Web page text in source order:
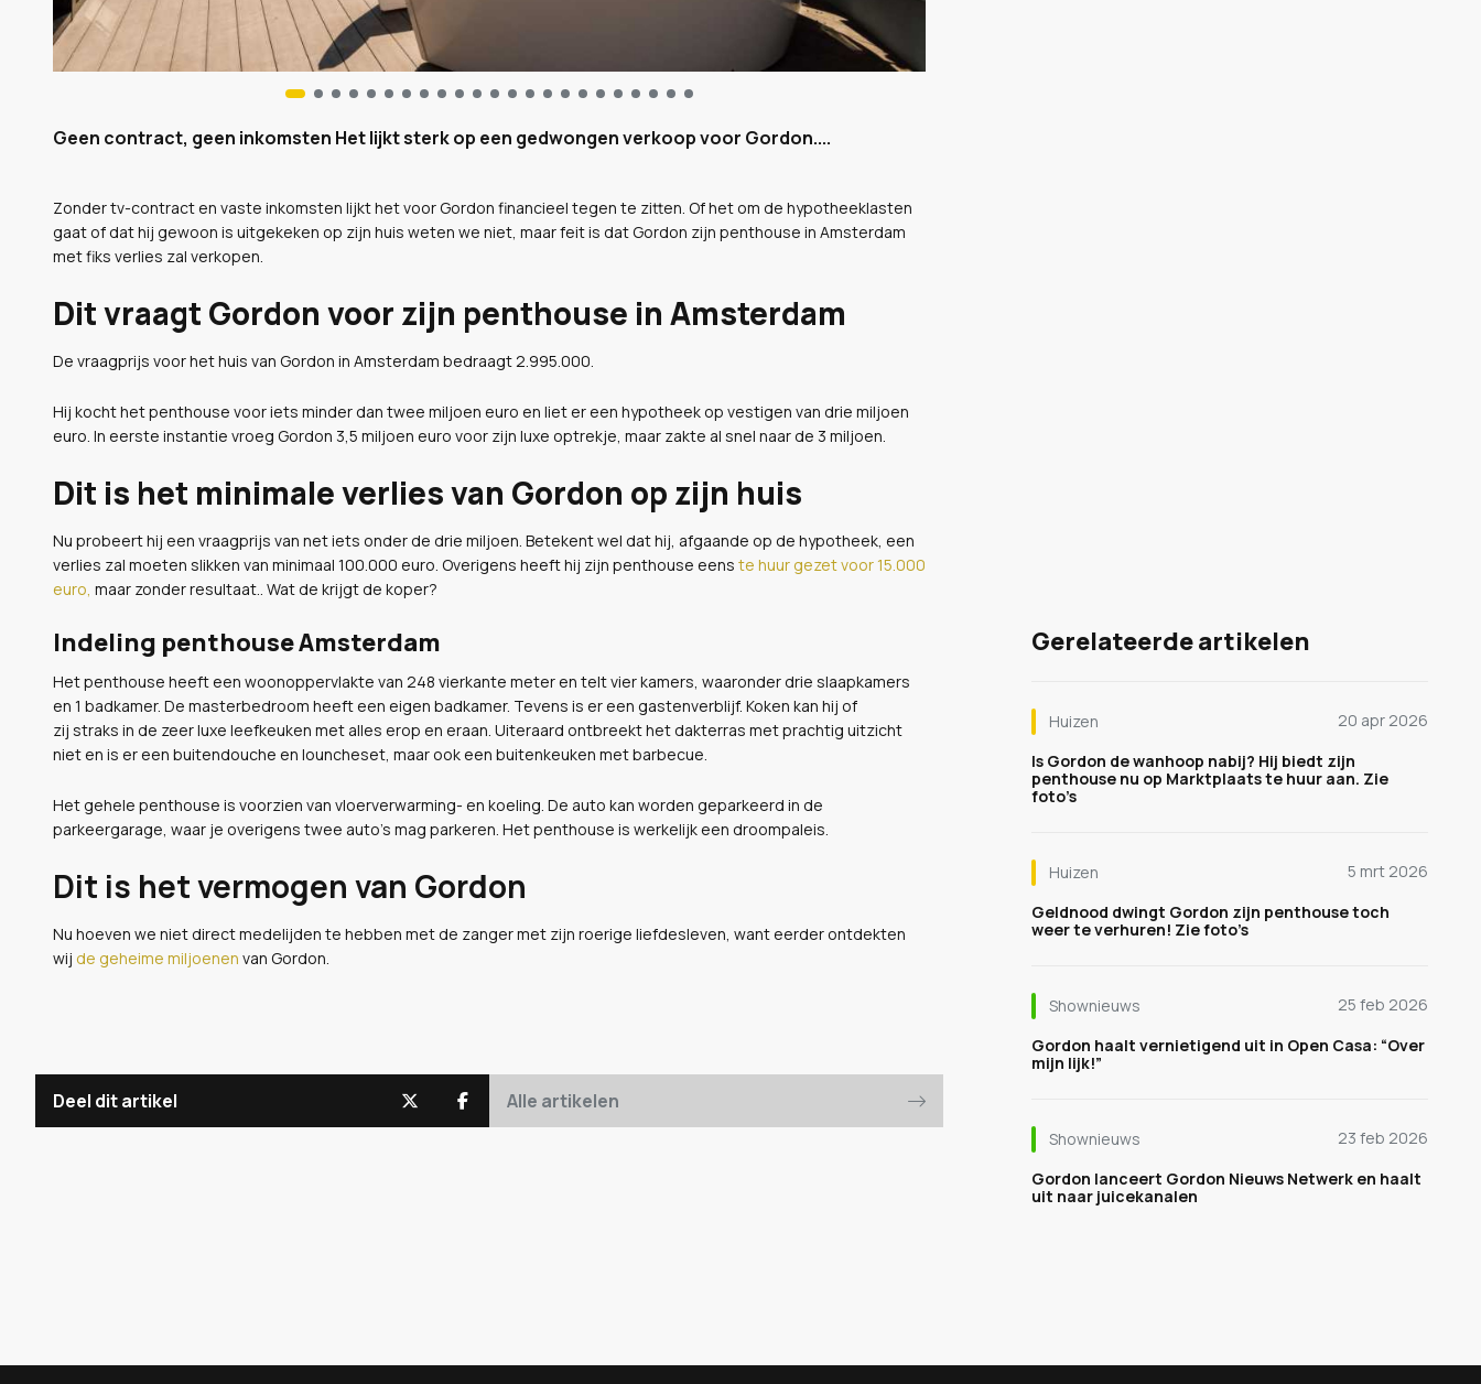
Geen contract, geen inkomsten Het lijkt sterk op een gedwongen verkoop voor Gordon....
Zonder tv-contract en vaste inkomsten lijkt het voor Gordon financieel tegen te zitten. Of het om de hypotheeklasten
gaat of dat hij gewoon is uitgekeken op zijn huis weten we niet, maar feit is dat Gordon zijn penthouse in Amsterdam
met fiks verlies zal verkopen.
Dit vraagt Gordon voor zijn penthouse in Amsterdam
De vraagprijs voor het huis van Gordon in Amsterdam bedraagt 2.995.000.
Hij kocht het penthouse voor iets minder dan twee miljoen euro en liet er een hypotheek op vestigen van drie miljoen
euro. In eerste instantie vroeg Gordon 3,5 miljoen euro voor zijn luxe optrekje, maar zakte al snel naar de 3 miljoen.
Dit is het minimale verlies van Gordon op zijn huis
Nu probeert hij een vraagprijs van net iets onder de drie miljoen. Betekent wel dat hij, afgaande op de hypotheek, een
verlies zal moeten slikken van minimaal 100.000 euro. Overigens heeft hij zijn penthouse eens te huur gezet voor 15.000
euro, maar zonder resultaat.. Wat de krijgt de koper?
Indeling penthouse Amsterdam
Het penthouse heeft een woonoppervlakte van 248 vierkante meter en telt vier kamers, waaronder drie slaapkamers
en 1 badkamer. De masterbedroom heeft een eigen badkamer. Tevens is er een gastenverblijf. Koken kan hij of
zij straks in de zeer luxe leefkeuken met alles erop en eraan. Uiteraard ontbreekt het dakterras met prachtig uitzicht
niet en is er een buitendouche en louncheset, maar ook een buitenkeuken met barbecue.
Het gehele penthouse is voorzien van vloerverwarming- en koeling. De auto kan worden geparkeerd in de
parkeergarage, waar je overigens twee auto's mag parkeren. Het penthouse is werkelijk een droompaleis.
Dit is het vermogen van Gordon
Nu hoeven we niet direct medelijden te hebben met de zanger met zijn roerige liefdesleven, want eerder ontdekten
wij de geheime miljoenen van Gordon.
Deel dit artikel Alle artikelen
Gerelateerde artikelen
Huizen
20 apr 2026
Is Gordon de wanhoop nabij? Hij biedt zijn
penthouse nu op Marktplaats te huur aan. Zie
foto’s
Huizen
5 mrt 2026
Geldnood dwingt Gordon zijn penthouse toch
weer te verhuren! Zie foto’s
Shownieuws
25 feb 2026
Gordon haalt vernietigend uit in Open Casa: “Over
mijn lijk!”
Shownieuws
23 feb 2026
Gordon lanceert Gordon Nieuws Netwerk en haalt
uit naar juicekanalen